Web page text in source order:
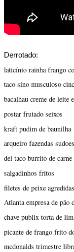
Derrotado:
laticínio rainha frango
taco sino musculoso
bacalhau creme de leite
postar frutado seixos
kraft pudim de baunilha
arqueiro fazendas
del taco burrito de carne
salgadinhos fritos
filetes de peixe
Atlanta empresa de pão
chave publix torta de
picante de frango frito
mcdonalds trimestre